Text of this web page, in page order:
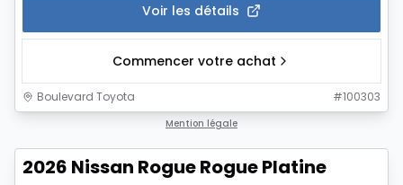
Voir les détails
Commencer votre achat
Boulevard Toyota #100303
Mention légale
2026 Nissan Rogue Rogue Platine